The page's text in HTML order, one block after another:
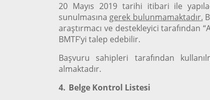
20 Mayıs 2019 tarihi itibari ile
sunulmasına gerek bulunmamaktadır.
araştırmacı ve destekleyici tarafından
BMTF’yi talep edebilir.
Başvuru sahipleri tarafından
almaktadır.
4. Belge Kontrol Listesi